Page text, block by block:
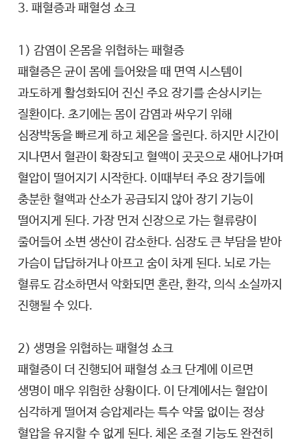
3. 패혈증과 패혈성 쇼크
1) 감염이 온몸을 위협하는 패혈증
패혈증은 균이 몸에 들어왔을 때 면역 시스템이
과도하게 활성화되어 진신 주요 장기를 손상시키는
질환이다. 초기에는 몸이 감염과 싸우기 위해
심장박동을 빠르게 하고 체온을 올린다. 하지만 시간이
지나면서 혈관이 확장되고 혈액이 곳곳으로 새어나가며
혈압이 떨어지기 시작한다. 이때부터 주요 장기들에
충분한 혈액과 산소가 공급되지 않아 장기 기능이
떨어지게 된다. 가장 먼저 신장으로 가는 혈류량이
줄어들어 소변 생산이 감소한다. 심장도 큰 부담을 받아
가슴이 답답하거나 아프고 숨이 차게 된다. 뇌로 가는
혈류도 감소하면서 악화되면 혼란, 환각, 의식 소실까지
진행될 수 있다.
2) 생명을 위협하는 패혈성 쇼크
패혈증이 더 진행되어 패혈성 쇼크 단계에 이르면
생명이 매우 위험한 상황이다. 이 단계에서는 혈압이
심각하게 떨어져 승압제라는 특수 약물 없이는 정상
혈압을 유지할 수 없게 된다. 체온 조절 기능도 완전히